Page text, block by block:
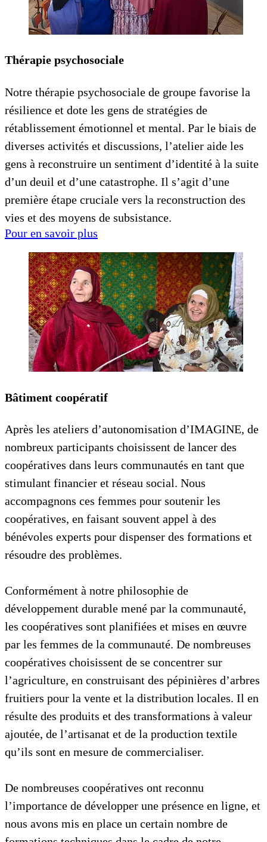
Thérapie psychosociale
Notre thérapie psychosociale de groupe favorise la
résilience et dote les gens de stratégies de
rétablissement émotionnel et mental. Par le biais de
diverses activités et discussions, l’atelier aide les
gens à reconstruire un sentiment d’identité à la suite
d’un deuil et d’une catastrophe. Il s’agit d’une
première étape cruciale vers la reconstruction des
vies et des moyens de subsistance.
Pour en savoir plus
Bâtiment coopératif
Après les ateliers d’autonomisation d’IMAGINE, de
nombreux participants choisissent de lancer des
coopératives dans leurs communautés en tant que
stimulant financier et réseau social. Nous
accompagnons ces femmes pour soutenir les
coopératives, en faisant souvent appel à des
bénévoles experts pour dispenser des formations et
résoudre des problèmes.
Conformément à notre philosophie de
développement durable mené par la communauté,
les coopératives sont planifiées et mises en œuvre
par les femmes de la communauté. De nombreuses
coopératives choisissent de se concentrer sur
l’agriculture, en construisant des pépinières d’arbres
fruitiers pour la vente et la distribution locales. Il en
résulte des produits et des transformations à valeur
ajoutée, de l’artisanat et de la production textile
qu’ils sont en mesure de commercialiser.
De nombreuses coopératives ont reconnu
l’importance de développer une présence en ligne, et
nous avons mis en place un certain nombre de